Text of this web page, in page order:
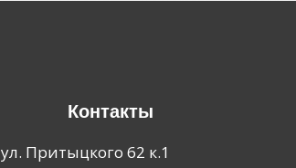
Контакты
ул. Притыцкого 62 к.1